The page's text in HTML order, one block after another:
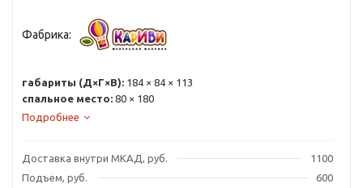
Фабрика:
габариты (Д×Г×В): 184 × 84 × 113
спальное место: 80 × 180
Подробнее
Доставка внутри МКАД, руб.
1100
Подъем, руб.
600